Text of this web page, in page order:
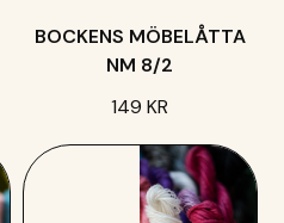
BOCKENS MÖBELÅTTA
NM 8/2
149 KR